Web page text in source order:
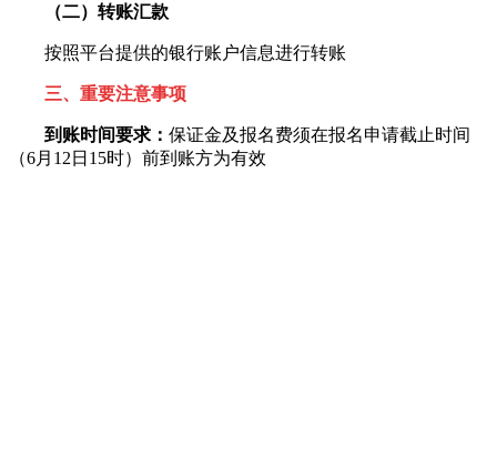
（二）转账汇款
按照平台提供的银行账户信息进行转账
三、重要注意事项
到账时间要求： 保证金及报名费须在报名申请截止时间
（6月12日15时）前到账方为有效